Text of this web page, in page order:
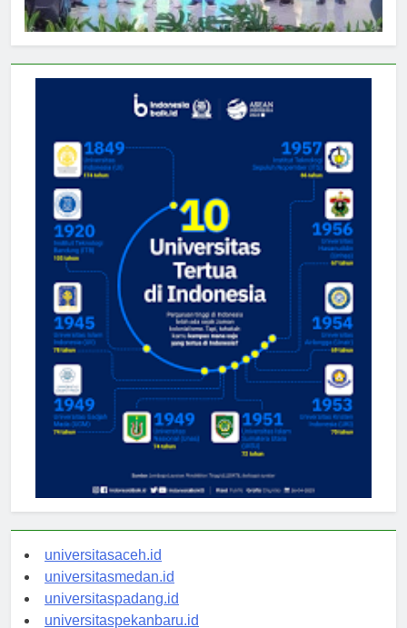
universitasaceh.id
universitasmedan.id
universitaspadang.id